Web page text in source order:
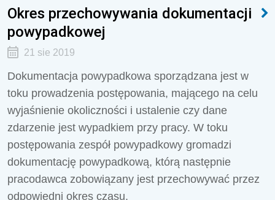
Okres przechowywania dokumentacji
powypadkowej
21 sie 2019
Dokumentacja powypadkowa sporządzana jest w
toku prowadzenia postępowania, mającego na celu
wyjaśnienie okoliczności i ustalenie czy dane
zdarzenie jest wypadkiem przy pracy. W toku
postępowania zespół powypadkowy gromadzi
dokumentację powypadkową, którą następnie
pracodawca zobowiązany jest przechowywać przez
odpowiedni okres czasu.